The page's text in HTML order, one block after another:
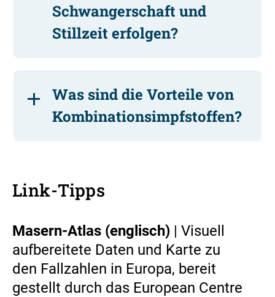
Schwangerschaft und
Stillzeit erfolgen?
Was sind die Vorteile von
Kombinationsimpfstoffen?
Link-Tipps
Masern-Atlas (englisch) | Visuell
aufbereitete Daten und Karte zu
den Fallzahlen in Europa, bereit
gestellt durch das European Centre